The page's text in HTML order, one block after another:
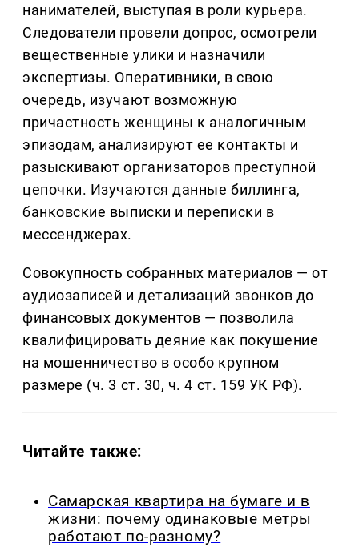
нанимателей, выступая в роли курьера.
Следователи провели допрос, осмотрели
вещественные улики и назначили
экспертизы. Оперативники, в свою
очередь, изучают возможную
причастность женщины к аналогичным
эпизодам, анализируют ее контакты и
разыскивают организаторов преступной
цепочки. Изучаются данные биллинга,
банковские выписки и переписки в
мессенджерах.
Совокупность собранных материалов — от
аудиозаписей и детализаций звонков до
финансовых документов — позволила
квалифицировать деяние как покушение
на мошенничество в особо крупном
размере (ч. 3 ст. 30, ч. 4 ст. 159 УК РФ).
Читайте также:
Самарская квартира на бумаге и в
жизни: почему одинаковые метры
работают по-разному?